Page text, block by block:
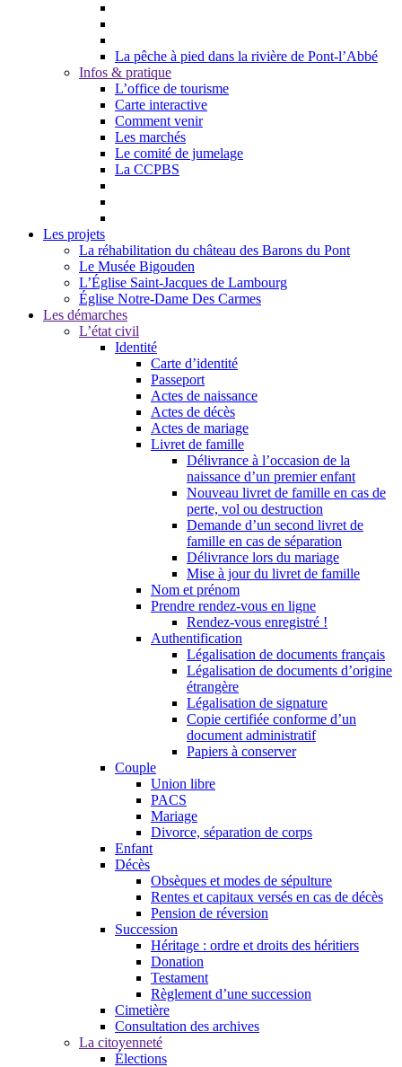
La pêche à pied dans la rivière de Pont-l’Abbé
Infos & pratique
L’office de tourisme
Carte interactive
Comment venir
Les marchés
Le comité de jumelage
La CCPBS
Les projets
La réhabilitation du château des Barons du Pont
Le Musée Bigouden
L’Église Saint-Jacques de Lambourg
Église Notre-Dame Des Carmes
Les démarches
L’état civil
Identité
Carte d’identité
Passeport
Actes de naissance
Actes de décès
Actes de mariage
Livret de famille
Délivrance à l’occasion de la
naissance d’un premier enfant
Nouveau livret de famille en cas de
perte, vol ou destruction
Demande d’un second livret de
famille en cas de séparation
Délivrance lors du mariage
Mise à jour du livret de famille
Nom et prénom
Prendre rendez-vous en ligne
Rendez-vous enregistré !
Authentification
Légalisation de documents français
Légalisation de documents d’origine
étrangère
Légalisation de signature
Copie certifiée conforme d’un
document administratif
Papiers à conserver
Couple
Union libre
PACS
Mariage
Divorce, séparation de corps
Enfant
Décès
Obsèques et modes de sépulture
Rentes et capitaux versés en cas de décès
Pension de réversion
Succession
Héritage : ordre et droits des héritiers
Donation
Testament
Règlement d’une succession
Cimetière
Consultation des archives
La citoyenneté
Élections